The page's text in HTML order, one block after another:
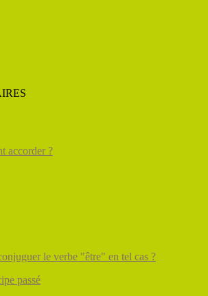
accorder ?
le verbe "être" en tel cas ?
passé